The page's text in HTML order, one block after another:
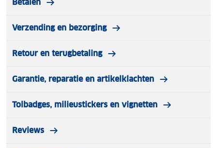
Betalen
Verzending en bezorging
Retour en terugbetaling
Garantie, reparatie en artikelklachten
Tolbadges, milieustickers en vignetten
Reviews